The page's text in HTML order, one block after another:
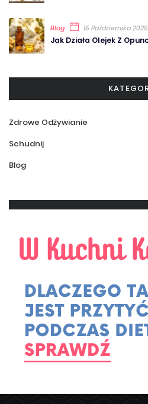
Blog 15 Października 2025
Jak Działa Olejek Z
Zdrowe Odżywianie
Schudnij
Blog